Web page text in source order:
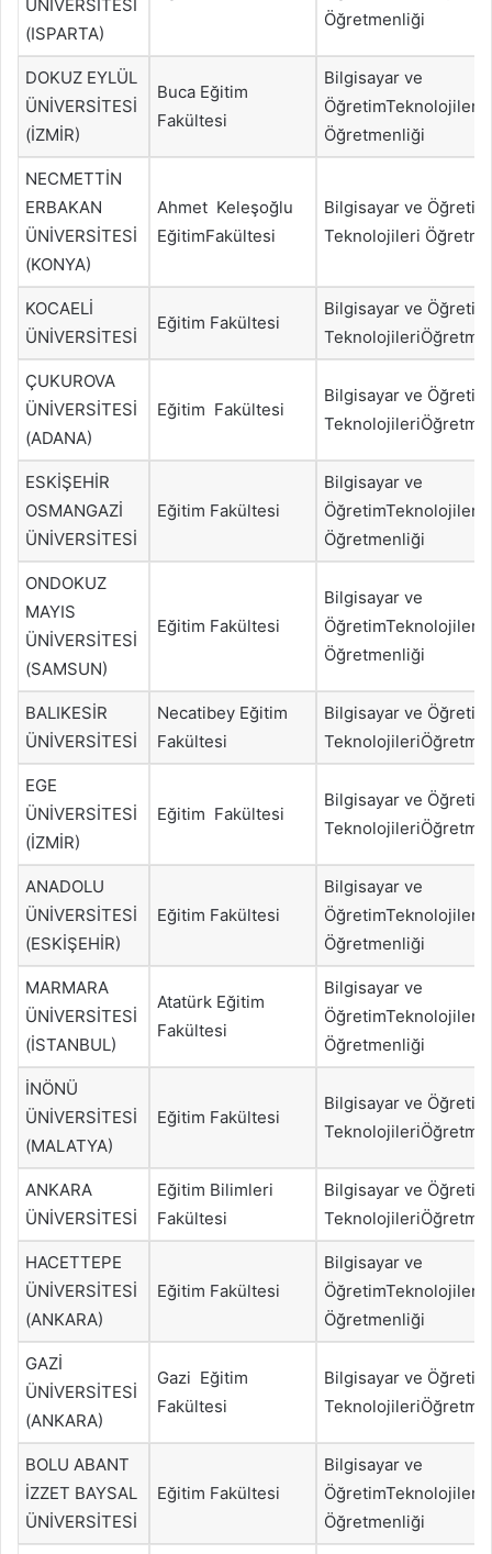
ÜNİVERSİTESİ
(ISPARTA)
Öğretmenliği
DOKUZ EYLÜL
ÜNİVERSİTESİ
(İZMİR)
Buca Eğitim
Fakültesi
Bilgisayar ve
ÖğretimTeknolojileri
Öğretmenliği
NECMETTİN
ERBAKAN
ÜNİVERSİTESİ
(KONYA)
Ahmet Keleşoğlu
EğitimFakültesi
Bilgisayar ve Öğretim
Teknolojileri
KOCAELİ
ÜNİVERSİTESİ
Eğitim Fakültesi
Bilgisayar ve Öğretim
ÇUKUROVA
ÜNİVERSİTESİ
(ADANA)
Eğitim Fakültesi
Bilgisayar ve Öğretim
ESKİŞEHİR
OSMANGAZİ
ÜNİVERSİTESİ
Eğitim Fakültesi
Bilgisayar ve
ÖğretimTeknolojileri
Öğretmenliği
ONDOKUZ
MAYIS
ÜNİVERSİTESİ
(SAMSUN)
Eğitim Fakültesi
Bilgisayar ve
ÖğretimTeknolojileri
Öğretmenliği
BALIKESİR
ÜNİVERSİTESİ
Necatibey Eğitim
Fakültesi
Bilgisayar ve Öğretim
EGE
ÜNİVERSİTESİ
(İZMİR)
Eğitim Fakültesi
Bilgisayar ve Öğretim
ANADOLU
ÜNİVERSİTESİ
(ESKİŞEHİR)
Eğitim Fakültesi
Bilgisayar ve
ÖğretimTeknolojileri
Öğretmenliği
MARMARA
ÜNİVERSİTESİ
(İSTANBUL)
Atatürk Eğitim
Fakültesi
Bilgisayar ve
ÖğretimTeknolojileri
Öğretmenliği
İNÖNÜ
ÜNİVERSİTESİ
(MALATYA)
Eğitim Fakültesi
Bilgisayar ve Öğretim
ANKARA
ÜNİVERSİTESİ
Eğitim Bilimleri
Fakültesi
Bilgisayar ve Öğretim
HACETTEPE
ÜNİVERSİTESİ
(ANKARA)
Eğitim Fakültesi
Bilgisayar ve
ÖğretimTeknolojileri
Öğretmenliği
GAZİ
ÜNİVERSİTESİ
(ANKARA)
Gazi Eğitim
Fakültesi
Bilgisayar ve Öğretim
BOLU ABANT
İZZET BAYSAL
ÜNİVERSİTESİ
Eğitim Fakültesi
Bilgisayar ve
ÖğretimTeknolojileri
Öğretmenliği